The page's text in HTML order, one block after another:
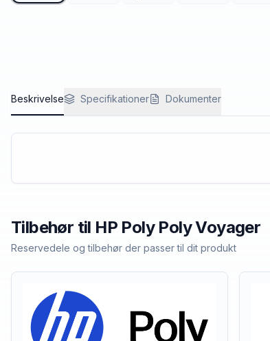
Beskrivelse Specifikationer Dokumenter
Tilbehør til HP Poly Poly Voyager
Reservedele og tilbehør der passer til dit produkt